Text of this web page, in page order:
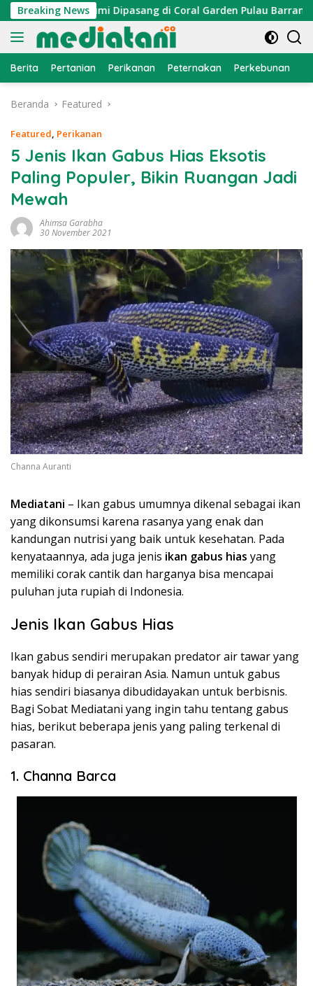
Langsung
ke
konten
Breaking News
Cumi Dipasang di Coral Garden Pulau Barrang Caddi
Berita Pertanian Perikanan Peternakan Perkebunan
Beranda Featured
Featured, Perikanan
5 Jenis Ikan Gabus Hias Eksotis
Paling Populer, Bikin Ruangan Jadi
Mewah
Ahimsa Garabha
30 November 2021
Channa Auranti
Mediatani – Ikan gabus umumnya dikenal sebagai ikan
yang dikonsumsi karena rasanya yang enak dan
kandungan nutrisi yang baik untuk kesehatan. Pada
kenyataannya, ada juga jenis ikan gabus hias yang
memiliki corak cantik dan harganya bisa mencapai
puluhan juta rupiah di Indonesia.
Jenis Ikan Gabus Hias
Ikan gabus sendiri merupakan predator air tawar yang
banyak hidup di perairan Asia. Namun untuk gabus
hias sendiri biasanya dibudidayakan untuk berbisnis.
Bagi Sobat Mediatani yang ingin tahu tentang gabus
hias, berikut beberapa jenis yang paling terkenal di
pasaran.
1. Channa Barca